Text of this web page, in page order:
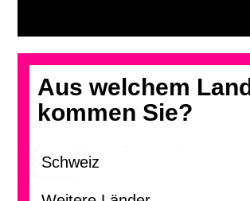
Aus welchem Land
kommen Sie?